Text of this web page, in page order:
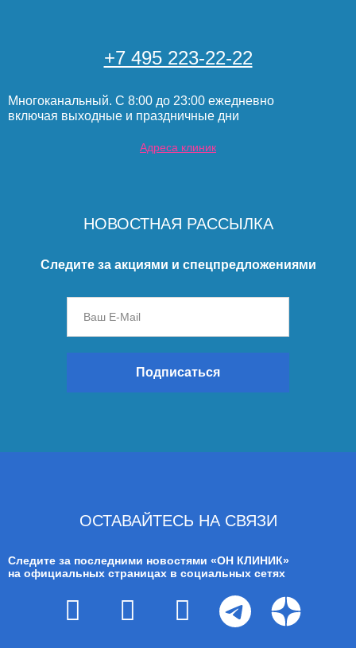
+7 495 223-22-22
Многоканальный. С 8:00 до 23:00 ежедневно
включая выходные и праздничные дни
Адреса клиник
НОВОСТНАЯ РАССЫЛКА
Следите за акциями и спецпредложениями
Подписаться
ОСТАВАЙТЕСЬ НА СВЯЗИ
Следите за последними новостями «ОН КЛИНИК»
на официальных страницах в социальных сетях